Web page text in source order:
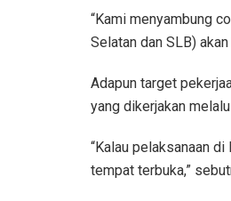
“Kami menyambung
Selatan dan SLB)
Adapun target
yang dikerjakan
“Kalau pelaksanaan
tempat terbuka,”